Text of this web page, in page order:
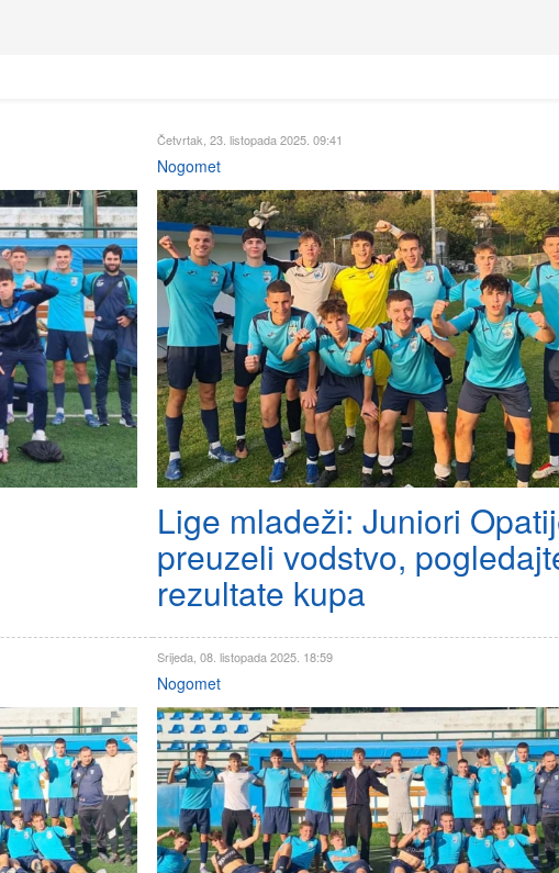
Četvrtak, 23. listopada 2025. 09:41
Nogomet
Lige mladeži: Juniori
preuzeli vodstvo,
rezultate kupa
Srijeda, 08. listopada 2025. 18:59
Nogomet